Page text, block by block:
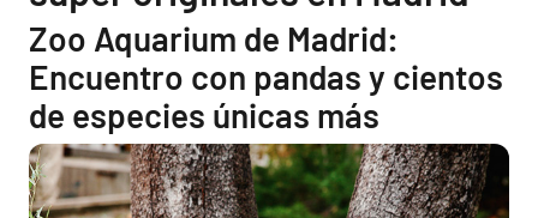
Zoo Aquarium de Madrid:
Encuentro con pandas y cientos
de especies únicas más